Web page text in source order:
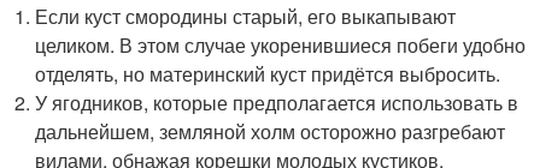
Если куст смородины старый, его выкапывают
целиком. В этом случае укоренившиеся побеги удобно
отделять, но материнский куст придётся выбросить.
У ягодников, которые предполагается использовать в
дальнейшем, земляной холм осторожно разгребают
вилами, обнажая корешки молодых кустиков.